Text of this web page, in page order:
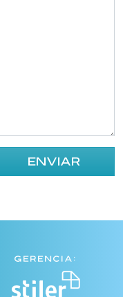
GERENCIA: